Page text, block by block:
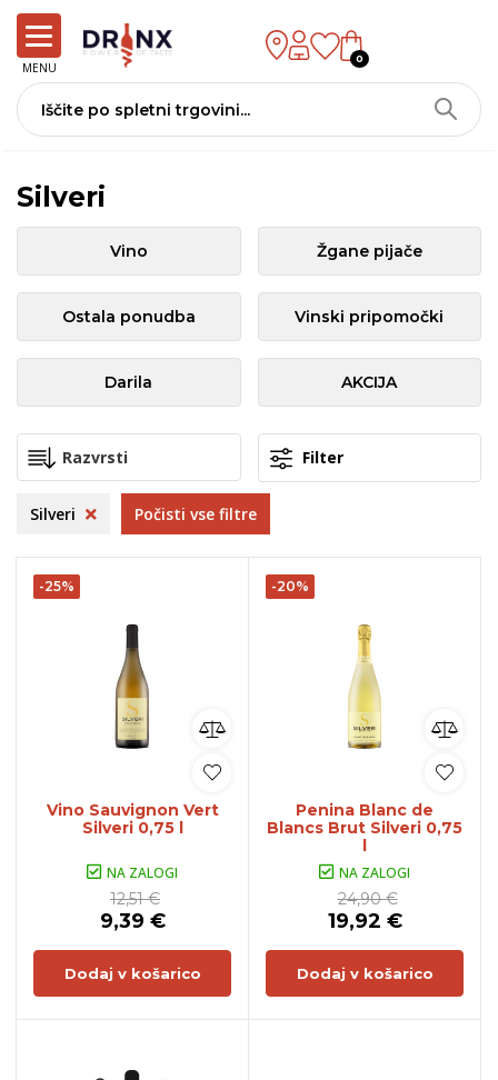
MENU
0
Silveri
Vino Žgane pijače
Ostala ponudba Vinski pripomočki
Darila AKCIJA
Filter
Silveri Počisti vse filtre
-25%
Vino Sauvignon Vert
Silveri 0,75 l
NA ZALOGI
12,51 €
9,39 €
Dodaj v košarico
-20%
Penina Blanc de
Blancs Brut Silveri 0,75
l
NA ZALOGI
24,90 €
19,92 €
Dodaj v košarico